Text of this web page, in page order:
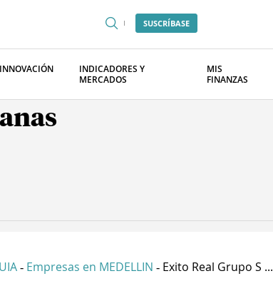
SUSCRÍBASE
INNOVACIÓN
INDICADORES Y
MERCADOS
MIS
FINANZAS
- Empresas en MEDELLIN - Exito Real Grupo S ...